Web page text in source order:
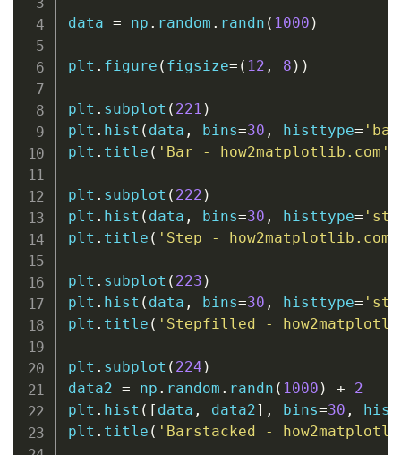
data = np . random . randn ( 1000 )
plt . figure ( figsize= ( 12 , 8 ) )
plt . subplot ( 221 )
plt . hist ( data , bins=30 , histtype=
plt . title ( 'Bar - how2matplotlib.com'
plt . subplot ( 222 )
plt . hist ( data , bins=30 , histtype=
plt . title ( 'Step - how2matplotlib.com'
plt . subplot ( 223 )
plt . hist ( data , bins=30 , histtype=
plt . title ( 'Stepfilled -
plt . subplot ( 224 )
data2 = np . random . randn ( 1000 ) +
2
plt . hist ( [ data , data2] , bins=30 ,
plt . title ( 'Barstacked -